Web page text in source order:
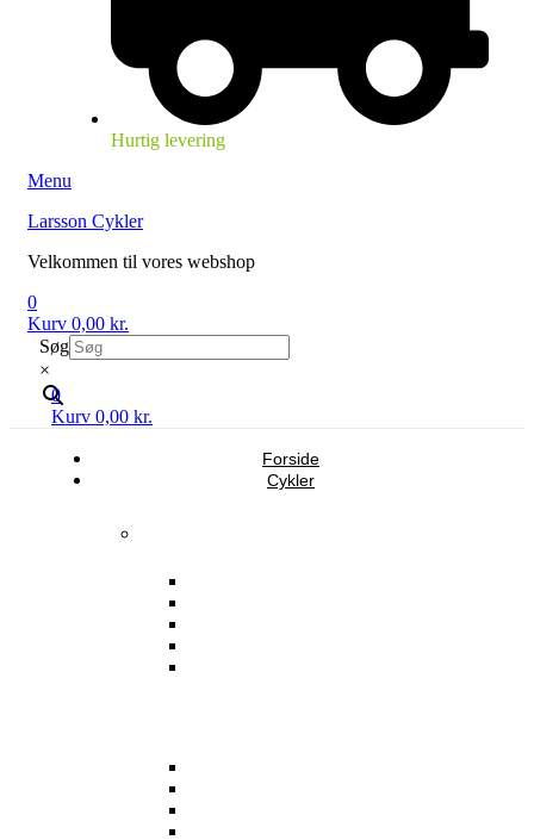
Hurtig levering
Menu
Larsson Cykler
Velkommen til vores webshop
0
Kurv 0,00 kr.
Søg
×
0
Kurv 0,00 kr.
Forside
Cykler